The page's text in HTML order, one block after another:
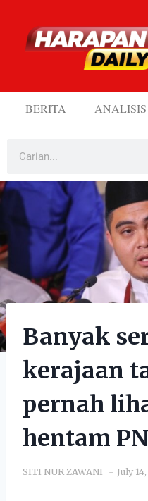
BERITA ANALISIS
Banyak
kerajaan
pernah
hentam PN
SITI NUR ZAWANI July